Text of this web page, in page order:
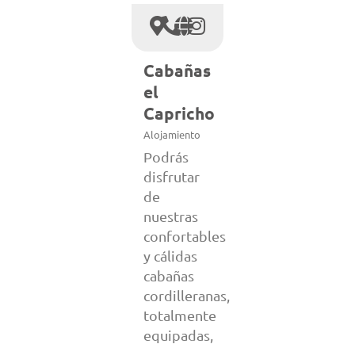
Cabañas
el
Capricho
Alojamiento
Podrás
disfrutar
de
nuestras
confortables
y cálidas
cabañas
cordilleranas,
totalmente
equipadas,